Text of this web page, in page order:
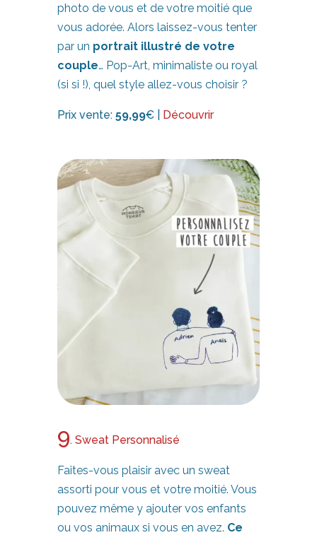
photo de vous et de votre moitié que
vous adorée. Alors laissez-vous tenter
par un portrait illustré de votre
couple… Pop-Art, minimaliste ou royal
(si si !), quel style allez-vous choisir ?
Prix vente: 59,99€ | Découvrir
9. Sweat Personnalisé
Faites-vous plaisir avec un sweat
assorti pour vous et votre moitié. Vous
pouvez même y ajouter vos enfants
ou vos animaux si vous en avez. Ce